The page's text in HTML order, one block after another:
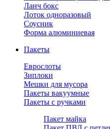
Ланч бокс
Лоток одноразовый
Соусник
Форма алюминиевая
Пакеты
Еврослоты
Зиплоки
Мешки для мусора
Пакеты вакуумные
Пакеты с ручками
Пакет майка